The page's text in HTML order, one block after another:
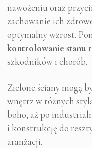
nawożeniu oraz
zachowanie ich
optymalny wzrost.
kontrolowanie stanu
szkodników i chorób.
Zielone ściany mogą
wnętrz w różnych
boho, aż po
i konstrukcję do
aranżacji.